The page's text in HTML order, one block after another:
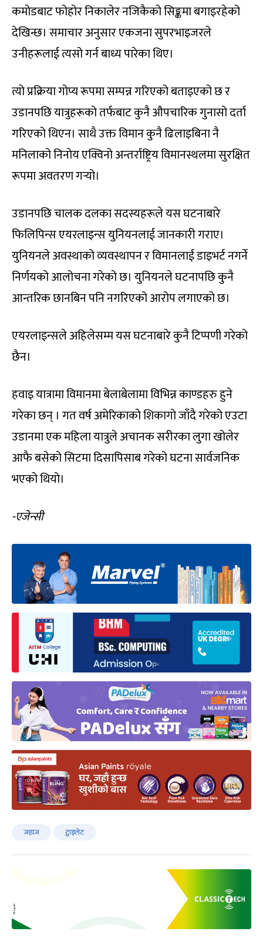
कमोडबाट फोहोर निकालेर नजिकैको सिङ्कमा बगाइरहेको
देखिन्छ। समाचार अनुसार एकजना सुपरभाइजरले
उनीहरूलाई त्यसो गर्न बाध्य पारेका थिए।
त्यो प्रक्रिया गोप्य रूपमा सम्पन्न गरिएको बताइएको छ र
उडानपछि यात्रुहरूको तर्फबाट कुनै औपचारिक गुनासो दर्ता
गरिएको थिएन। साथै उक्त विमान कुनै ढिलाइबिना नै
मनिलाको निनोय एक्विनो अन्तर्राष्ट्रिय विमानस्थलमा सुरक्षित
रूपमा अवतरण गर्‍यो।
उडानपछि चालक दलका सदस्यहरूले यस घटनाबारे
फिलिपिन्स एयरलाइन्स युनियनलाई जानकारी गराए।
युनियनले अवस्थाको व्यवस्थापन र विमानलाई डाइभर्ट नगर्ने
निर्णयको आलोचना गरेको छ। युनियनले घटनापछि कुनै
आन्तरिक छानबिन पनि नगरिएको आरोप लगाएको छ।
एयरलाइन्सले अहिलेसम्म यस घटनाबारे कुनै टिप्पणी गरेको
छैन।
हवाइ यात्रामा विमानमा बेलाबेलामा विभिन्न काण्डहरु हुने
गरेका छन् । गत वर्ष अमेरिकाको शिकागो जाँदै गरेको एउटा
उडानमा एक महिला यात्रुले अचानक सरीरका लुगा खोलेर
आफै बसेको सिटमा दिसापिसाब गरेको घटना सार्वजनिक
भएको थियो।
-एजेन्सी
जहाज ट्वाइलेट